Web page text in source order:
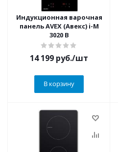
Индукционная варочная
панель AVEX (Авекс) i-M
3020 B
14 199 руб./шт
В корзину